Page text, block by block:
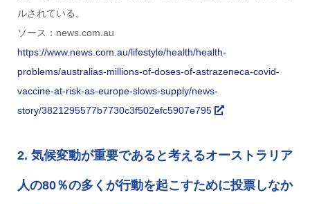
ルされている。
ソース：news.com.au
https://www.news.com.au/lifestyle/health/health-
problems/australias-millions-of-doses-of-astrazeneca-covid-
vaccine-at-risk-as-europe-slows-supply/news-
story/3821295577b7730c3f502efc5907e795
2. 気候変動が重要であると考えるオーストラリア
人の80％の多くが行動を起こすために投票しなか